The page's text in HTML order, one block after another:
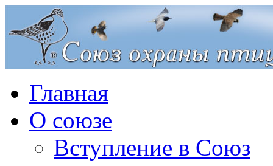
Главная
О союзе
Вступление в Союз